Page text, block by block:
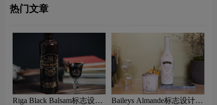
热门文章
Riga Black Balsam标志设计
Baileys Almande标志设计含